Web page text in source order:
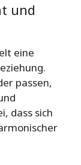
und
eine
passen,
dass sich